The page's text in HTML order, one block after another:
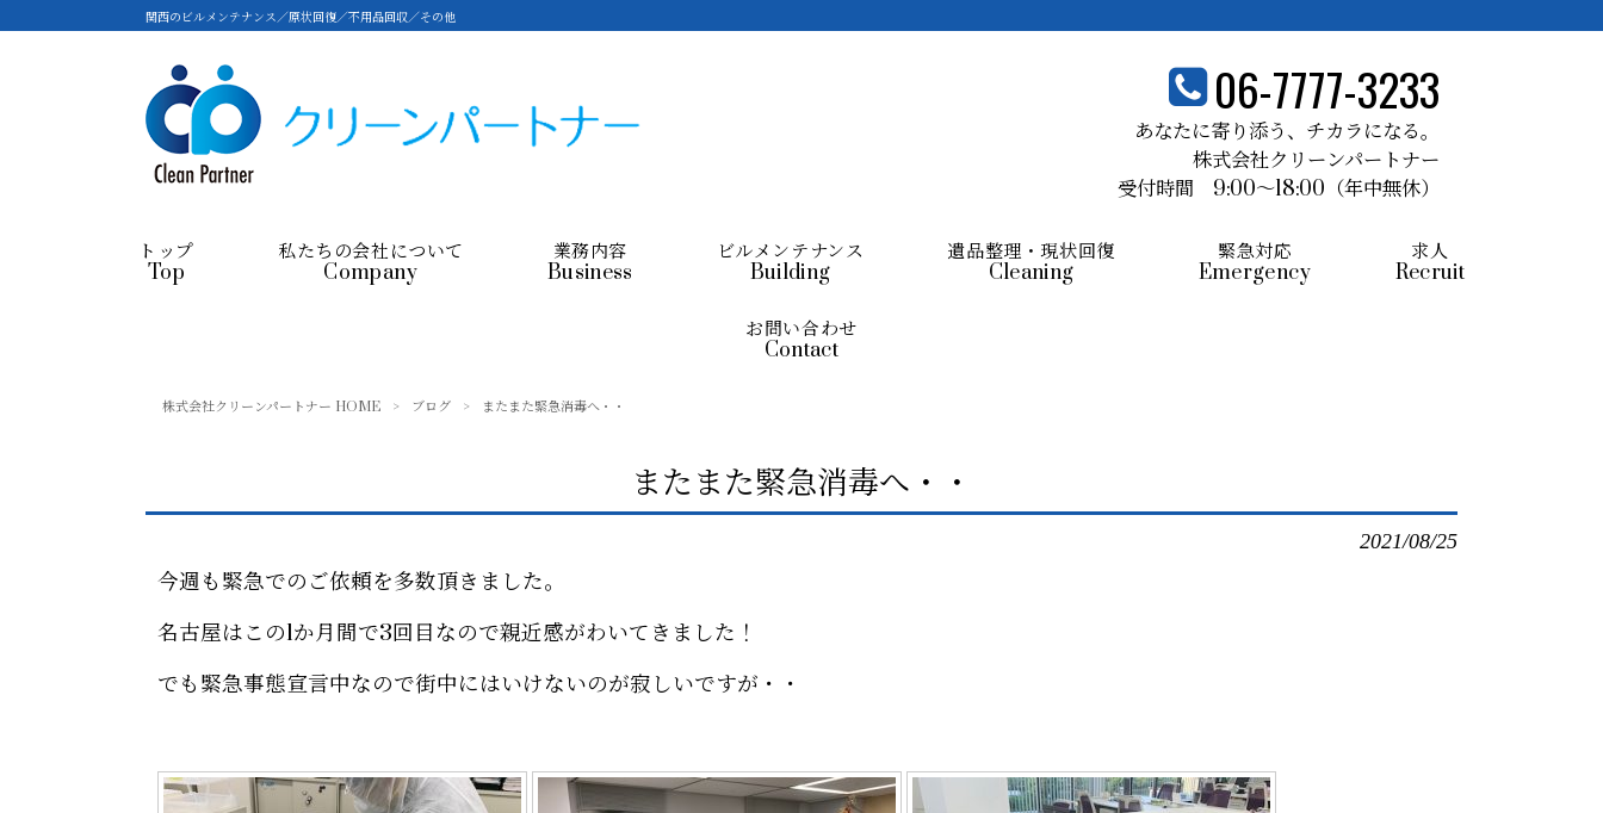
関西のビルメンテナンス／原状回復／不用品回収／その他
06-7777-3233
あなたに寄り添う、 チカラになる。
株式会社クリーンパートナー
受付時間 9:00～18:00 （年中無休）
トップ
Top
私たちの会社について
Company
業務内容
Business
ビルメンテナンス
Building
遺品整理・現状回復
Cleaning
緊急対応
Emergency
求人
Recruit
お問い合わせ
Contact
株式会社クリーンパートナー HOME > ブログ > またまた緊急消毒へ・・
またまた緊急消毒へ・・
2021/08/25
今週も緊急でのご依頼を多数頂きました。
名古屋はこの1か月間で3回目なので親近感がわいてきました！
でも緊急事態宣言中なので街中にはいけないのが寂しいですが・・